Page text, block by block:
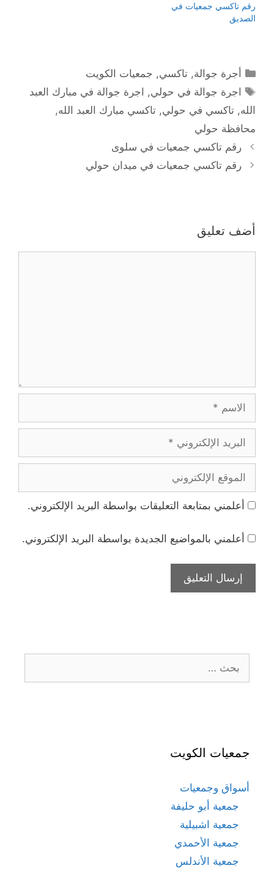
رقم تاكسي جمعيات في
الصديق
التصنيفات
أجرة جوالة,تاكسي, جمعيات الكويت
الوسوم
اجرة جوالة في حولي, اجرة جوالة في مبارك العبد
الله, تاكسي في حولي, تاكسي مبارك العبد الله,
محافظة حولي
رقم تاكسي جمعيات في سلوى
رقم تاكسي جمعيات في ميدان حولي
أضف تعليق
الاسم
البريد
الإلكتروني
الموقع
الإلكتروني
أعلمني بمتابعة التعليقات بواسطة البريد الإلكتروني.
أعلمني بالمواضيع الجديدة بواسطة البريد الإلكتروني.
عن:
جمعيات الكويت
أسواق وجمعيات
جمعية أبو حليفة
جمعية اشبيلية
جمعية الأحمدي
جمعية الأندلس